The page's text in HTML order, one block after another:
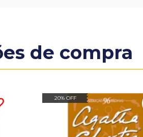
de compra
20% OFF